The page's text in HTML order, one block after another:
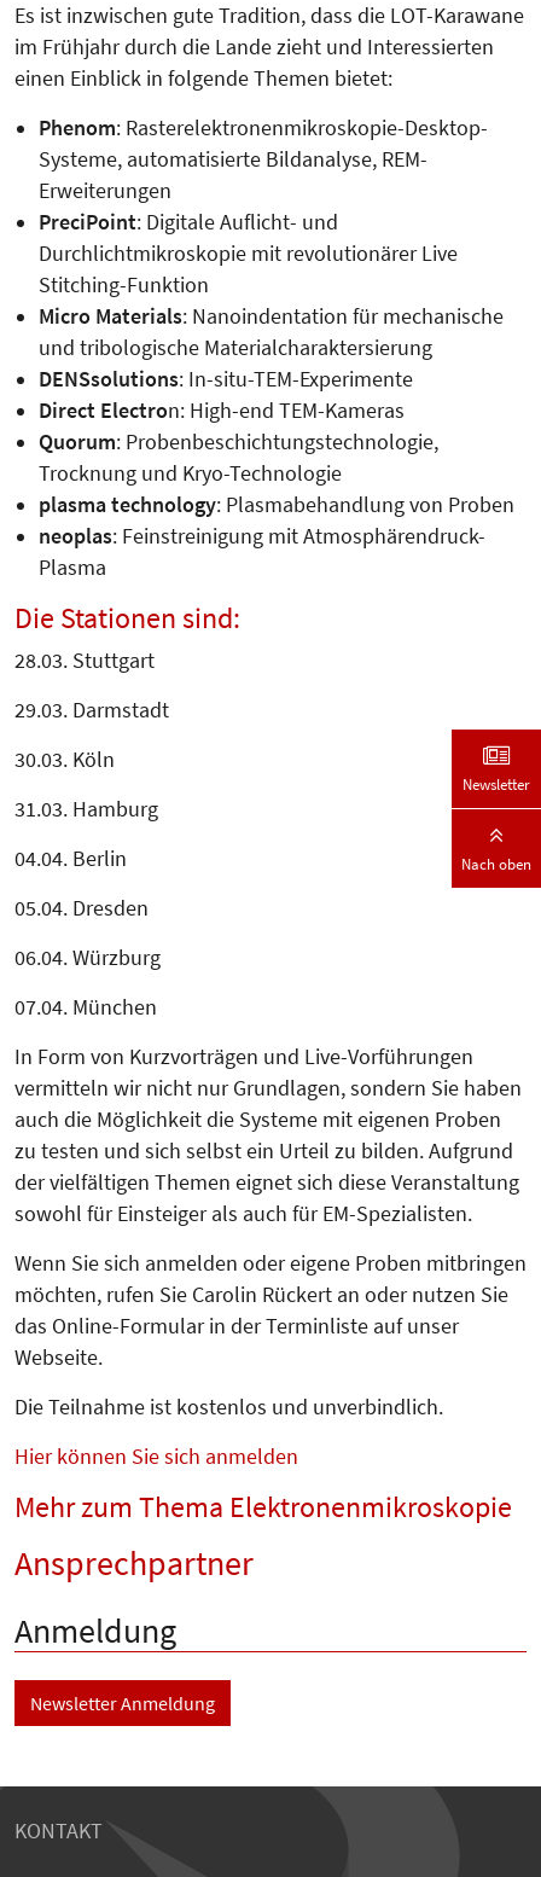
Es ist inzwischen gute Tradition, dass die LOT-Kara­­wa­ne
im Frühjahr durch die Lan­de zieht und Interessierten
einen Ein­blick in folgende Themen bietet:
Phenom: Rasterelektronenmikro­skopie-Desk­top-
Systeme, automatisierte Bild­analyse, REM-
Erweiterungen
PreciPoint: Digitale Auflicht- und
Durchlichtmikroskopie mit revolutionärer Live
Stitching-Funktion
Micro Materials: Nanoindentation für mechanische
und tribologische Materialcharaktersierung
DENSsolutions: In-situ-TEM-Experimente
Direct Electron: High-end TEM-Kameras
Quorum: Probenbeschichtungs­tech­nologie,
Trocknung und Kryo-Technologie
plasma technology: Plasmabehandlung von Proben
neoplas: Feinstreinigung mit Atmosphärendruck-
Plasma
Die Stationen sind:
28.03. Stuttgart
29.03. Darmstadt
30.03. Köln
31.03. Hamburg
04.04. Berlin
05.04. Dresden
06.04. Würzburg
07.04. München
In Form von Kurzvorträgen und Live-Vorführungen
vermitteln wir nicht nur Grundlagen, sondern Sie haben
auch die Möglichkeit die Systeme mit eigenen Proben
zu testen und sich selbst ein Urteil zu bilden. Aufgrund
der vielfältigen Themen eignet sich diese Veranstaltung
sowohl für Einsteiger als auch für EM-Spezialisten.
Wenn Sie sich anmelden oder eigene Proben mitbringen
möchten, rufen Sie Carolin Rückert an oder nutzen Sie
das Online-Formular in der Terminliste auf unser
Webseite.
Die Teilnahme ist kostenlos und unverbindlich.
Hier können Sie sich anmelden
Mehr zum Thema Elektronenmikroskopie
Ansprechpartner
Anmeldung
Newsletter Anmeldung
KONTAKT
Newsletter
Nach oben